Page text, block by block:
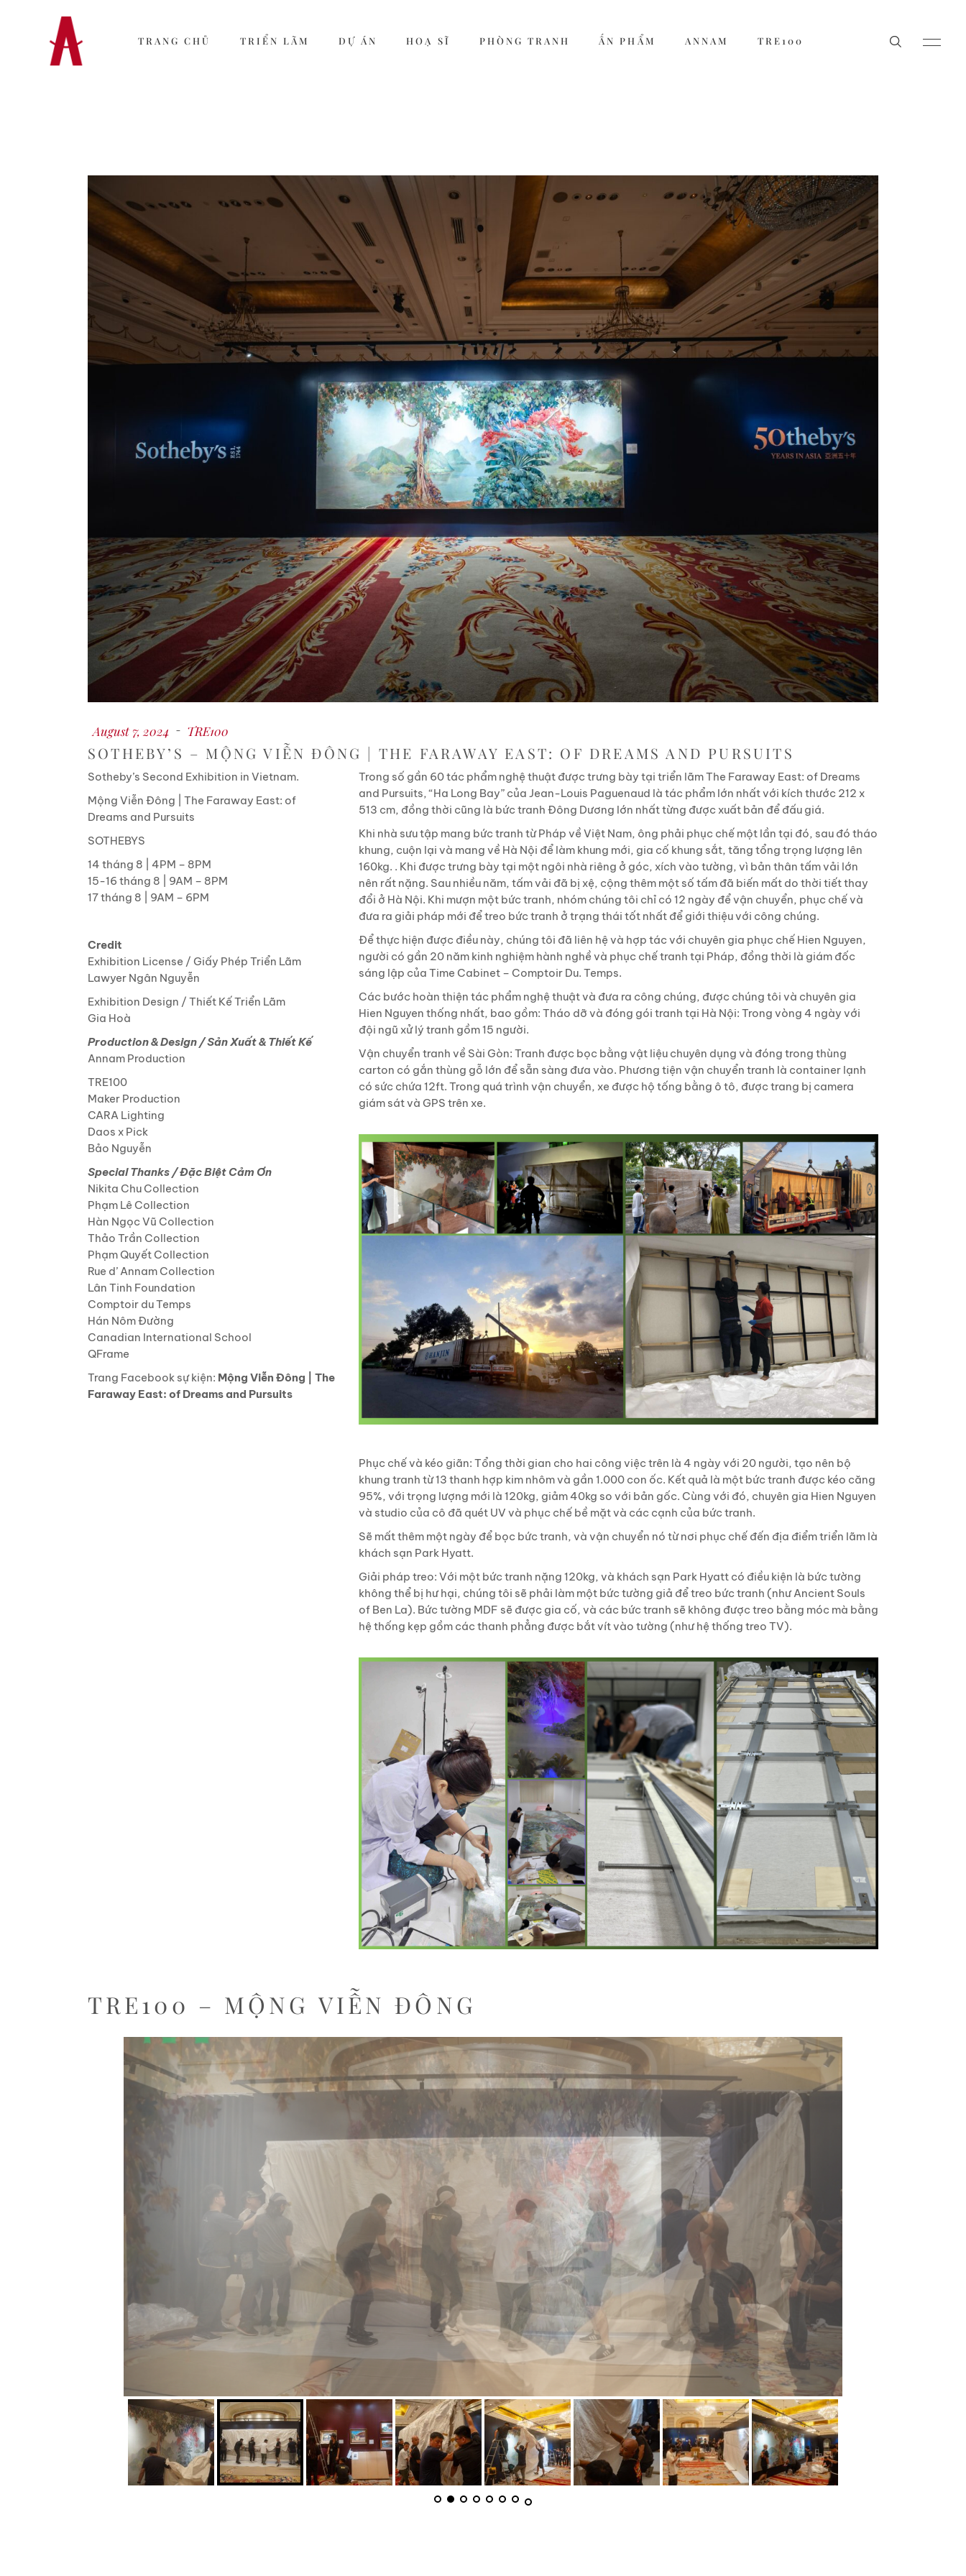
TRANG CHỦ TRIỂN LÃM DỰ ÁN HOẠ SĨ PHÒNG TRANH ẤN PHẨM ANNAM TRE100
August 7, 2024 TRE100
SOTHEBY’S – MỘNG VIỄN ĐÔNG | THE FARAWAY EAST: OF DREAMS AND PURSUITS
Sotheby’s Second Exhibition in Vietnam.
Mộng Viễn Đông | The Faraway East: of
Dreams and Pursuits
SOTHEBYS
14 tháng 8 | 4PM – 8PM
15-16 tháng 8 | 9AM – 8PM
17 tháng 8 | 9AM – 6PM
Credit
Exhibition License / Giấy Phép Triển Lãm
Lawyer Ngân Nguyễn
Exhibition Design / Thiết Kế Triển Lãm
Gia Hoà
Production & Design / Sản Xuất & Thiết Kế
Annam Production
TRE100
Maker Production
CARA Lighting
Daos x Pick
Bảo Nguyễn
Special Thanks / Đặc Biệt Cảm Ơn
Nikita Chu Collection
Phạm Lê Collection
Hàn Ngọc Vũ Collection
Thảo Trần Collection
Phạm Quyết Collection
Rue d’ Annam Collection
Lân Tinh Foundation
Comptoir du Temps
Hán Nôm Đường
Canadian International School
QFrame
Trang Facebook sự kiện: Mộng Viễn Đông | The
Faraway East: of Dreams and Pursuits
Trong số gần 60 tác phẩm nghệ thuật được trưng bày tại triển lãm The Faraway East: of Dreams
and Pursuits, “Ha Long Bay” của Jean-Louis Paguenaud là tác phẩm lớn nhất với kích thước 212 x
513 cm, đồng thời cũng là bức tranh Đông Dương lớn nhất từng được xuất bản để đấu giá.
Khi nhà sưu tập mang bức tranh từ Pháp về Việt Nam, ông phải phục chế một lần tại đó, sau đó tháo
khung, cuộn lại và mang về Hà Nội để làm khung mới, gia cố khung sắt, tăng tổng trọng lượng lên
160kg. . Khi được trưng bày tại một ngôi nhà riêng ở góc, xích vào tường, vì bản thân tấm vải lớn
nên rất nặng. Sau nhiều năm, tấm vải đã bị xệ, cộng thêm một số tấm đã biến mất do thời tiết thay
đổi ở Hà Nội. Khi mượn một bức tranh, nhóm chúng tôi chỉ có 12 ngày để vận chuyển, phục chế và
đưa ra giải pháp mới để treo bức tranh ở trạng thái tốt nhất để giới thiệu với công chúng.
Để thực hiện được điều này, chúng tôi đã liên hệ và hợp tác với chuyên gia phục chế Hien Nguyen,
người có gần 20 năm kinh nghiệm hành nghề và phục chế tranh tại Pháp, đồng thời là giám đốc
sáng lập của Time Cabinet – Comptoir Du. Temps.
Các bước hoàn thiện tác phẩm nghệ thuật và đưa ra công chúng, được chúng tôi và chuyên gia
Hien Nguyen thống nhất, bao gồm: Tháo dỡ và đóng gói tranh tại Hà Nội: Trong vòng 4 ngày với
đội ngũ xử lý tranh gồm 15 người.
Vận chuyển tranh về Sài Gòn: Tranh được bọc bằng vật liệu chuyên dụng và đóng trong thùng
carton có gắn thùng gỗ lớn để sẵn sàng đưa vào. Phương tiện vận chuyển tranh là container lạnh
có sức chứa 12ft. Trong quá trình vận chuyển, xe được hộ tống bằng ô tô, được trang bị camera
giám sát và GPS trên xe.
Phục chế và kéo giãn: Tổng thời gian cho hai công việc trên là 4 ngày với 20 người, tạo nên bộ
khung tranh từ 13 thanh hợp kim nhôm và gần 1.000 con ốc. Kết quả là một bức tranh được kéo căng
95%, với trọng lượng mới là 120kg, giảm 40kg so với bản gốc. Cùng với đó, chuyên gia Hien Nguyen
và studio của cô đã quét UV và phục chế bề mặt và các cạnh của bức tranh.
Sẽ mất thêm một ngày để bọc bức tranh, và vận chuyển nó từ nơi phục chế đến địa điểm triển lãm là
khách sạn Park Hyatt.
Giải pháp treo: Với một bức tranh nặng 120kg, và khách sạn Park Hyatt có điều kiện là bức tường
không thể bị hư hại, chúng tôi sẽ phải làm một bức tường giả để treo bức tranh (như Ancient Souls
of Ben La). Bức tường MDF sẽ được gia cố, và các bức tranh sẽ không được treo bằng móc mà bằng
hệ thống kẹp gồm các thanh phẳng được bắt vít vào tường (như hệ thống treo TV).
TRE100 – MỘNG VIỄN ĐÔNG